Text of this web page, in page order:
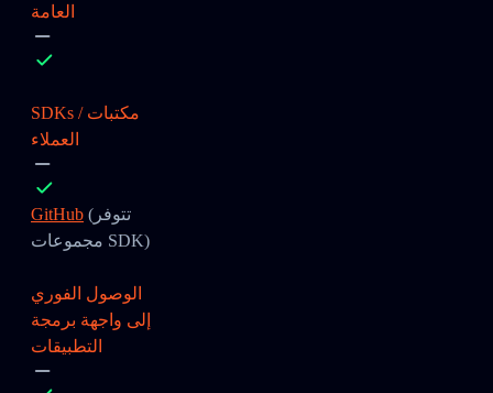
العامة
SDKs / مكتبات
العملاء
GitHub (تتوفر
مجموعات SDK)
الوصول الفوري
إلى واجهة برمجة
التطبيقات